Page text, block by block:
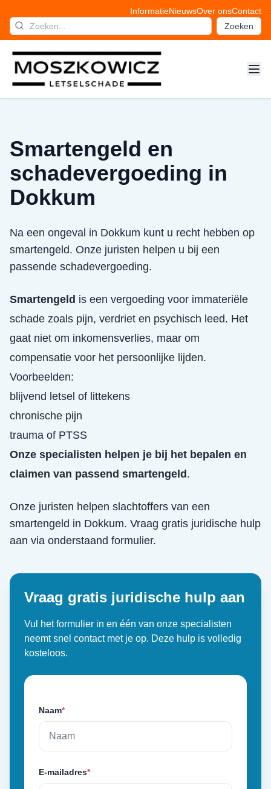
InformatieNieuwsOver onsContact
Zoeken
Smartengeld en
schadevergoeding in
Dokkum
Na een ongeval in Dokkum kunt u recht hebben op
smartengeld. Onze juristen helpen u bij een
passende schadevergoeding.
Smartengeld is een vergoeding voor immateriële
schade zoals pijn, verdriet en psychisch leed. Het
gaat niet om inkomensverlies, maar om
compensatie voor het persoonlijke lijden.
Voorbeelden:
blijvend letsel of littekens
chronische pijn
trauma of PTSS
Onze specialisten helpen je bij het bepalen en
claimen van passend smartengeld .
Onze juristen helpen slachtoffers van een
smartengeld in Dokkum. Vraag gratis juridische hulp
aan via onderstaand formulier.
Vraag gratis juridische hulp aan
Vul het formulier in en één van onze specialisten
neemt snel contact met je op. Deze hulp is volledig
kosteloos.
Naam*
E-mailadres*